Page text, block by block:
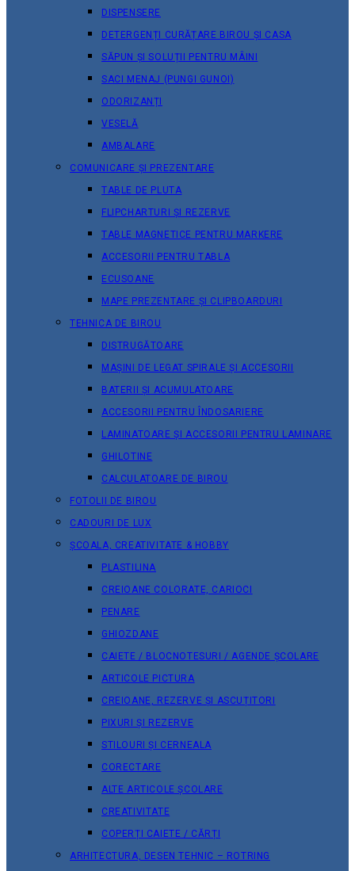
DISPENSERE
DETERGENȚI CURĂȚARE BIROU ȘI CASA
SĂPUN ȘI SOLUȚII PENTRU MÂINI
SACI MENAJ (PUNGI GUNOI)
ODORIZANȚI
VESELĂ
AMBALARE
COMUNICARE ȘI PREZENTARE
TABLE DE PLUTA
FLIPCHARTURI ȘI REZERVE
TABLE MAGNETICE PENTRU MARKERE
ACCESORII PENTRU TABLA
ECUSOANE
MAPE PREZENTARE ȘI CLIPBOARDURI
TEHNICA DE BIROU
DISTRUGĂTOARE
MAȘINI DE LEGAT SPIRALE ȘI ACCESORII
BATERII ȘI ACUMULATOARE
ACCESORII PENTRU ÎNDOSARIERE
LAMINATOARE ȘI ACCESORII PENTRU LAMINARE
GHILOTINE
CALCULATOARE DE BIROU
FOTOLII DE BIROU
CADOURI DE LUX
ȘCOALA, CREATIVITATE & HOBBY
PLASTILINA
CREIOANE COLORATE, CARIOCI
PENARE
GHIOZDANE
CAIETE / BLOCNOTESURI / AGENDE ȘCOLARE
ARTICOLE PICTURA
CREIOANE, REZERVE ȘI ASCUȚITORI
PIXURI ȘI REZERVE
STILOURI ȘI CERNEALA
CORECTARE
ALTE ARTICOLE ȘCOLARE
CREATIVITATE
COPERȚI CAIETE / CĂRȚI
ARHITECTURA, DESEN TEHNIC – ROTRING